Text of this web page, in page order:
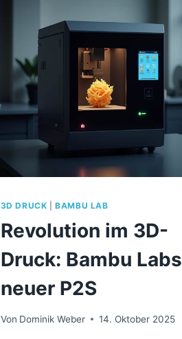
DESIGNS
3D DRUCK |BAMBU LAB
Revolution im 3D-
Druck: Bambu Labs
neuer P2S
Von Dominik Weber 14. Oktober 2025